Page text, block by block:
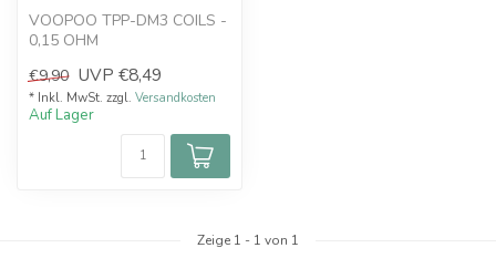
VOOPOO TPP-DM3 COILS -
0,15 OHM
€9,90 UVP €8,49
* Inkl. MwSt. zzgl. Versandkosten
Auf Lager
Zeige 1 - 1 von 1